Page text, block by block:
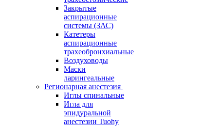
Закрытые
аспирационные
системы (ЗАС)
Катетеры
аспирационные
трахеобронхиальные
Воздуховоды
Маски
ларингеальные
Регионарная анестезия
Иглы спинальные
Игла для
эпидуральной
анестезии Tuohy